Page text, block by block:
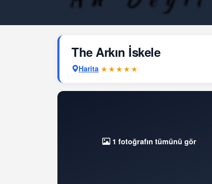
The Arkın İskele
Harita ★★★★★
1 fotoğrafın tümünü gör